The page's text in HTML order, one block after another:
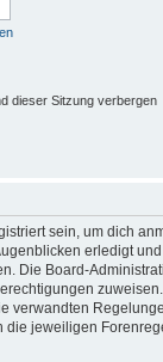
dieser Sitzung verbergen
sein, um dich
erledigt
Die Board-
verwandten
die jeweiligen